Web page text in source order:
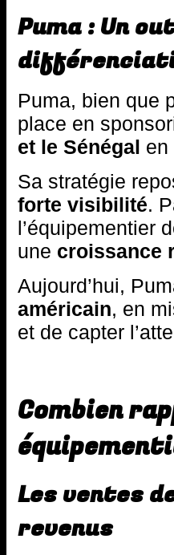
Puma : Un
Puma, bien que
place en
et le Sénégal en
Sa stratégie
forte visibilité.
l’équipementier
une croissance
Aujourd’hui,
américain, en
et de capter
Combien
Les ventes
revenus